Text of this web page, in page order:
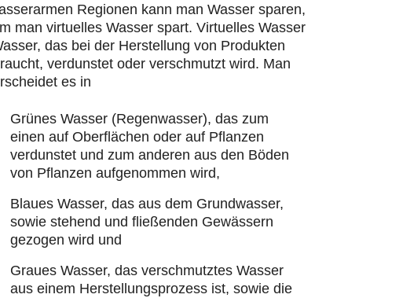
Regionen kann man Wasser sparen,
man virtuelles Wasser spart. Virtuelles Wasser
das bei der Herstellung von Produkten
verdunstet oder verschmutzt wird. Man
es in
Grünes Wasser (Regenwasser), das zum
einen auf Oberflächen oder auf Pflanzen
verdunstet und zum anderen aus den Böden
von Pflanzen aufgenommen wird,
Blaues Wasser, das aus dem Grundwasser,
sowie stehend und fließenden Gewässern
gezogen wird und
Graues Wasser, das verschmutztes Wasser
aus einem Herstellungsprozess ist, sowie die